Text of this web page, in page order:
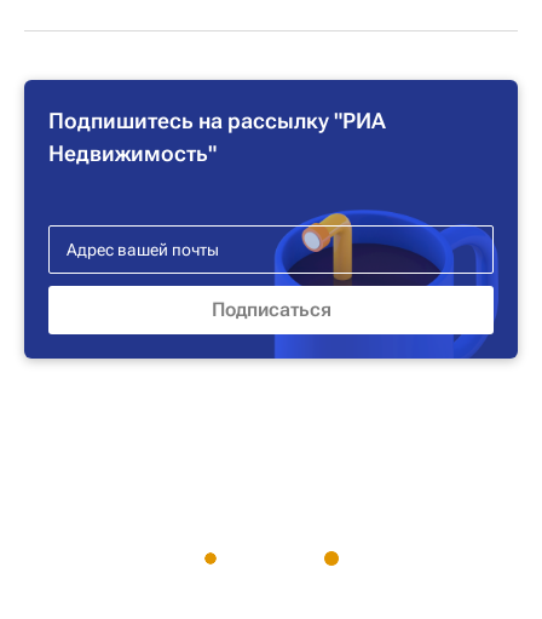
Подпишитесь на рассылку "РИА
Недвижимость"